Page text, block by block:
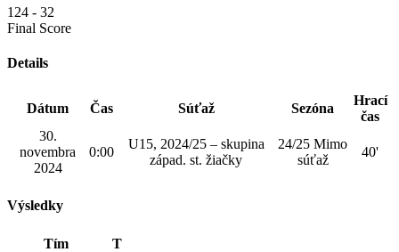
124 - 32
Final Score
Details
Dátum Čas Súťaž Sezóna
Hrací
čas
30.
novembra
2024
0:00
U15, 2024/25 – skupina
západ. st. žiačky
24/25 Mimo
súťaž
40'
Výsledky
Tím
T